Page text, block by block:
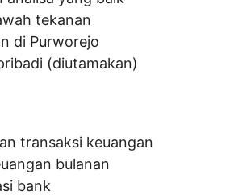
tekanan
di Purworejo
(diutamakan)
transaksi keuangan
bulanan
bank